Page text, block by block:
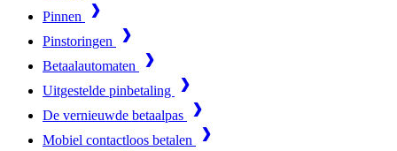
Pinnen
Pinstoringen
Betaalautomaten
Uitgestelde pinbetaling
De vernieuwde betaalpas
Mobiel contactloos betalen